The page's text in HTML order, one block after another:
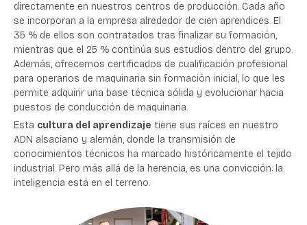
directamente en nuestros centros de producción. Cada año
se incorporan a la empresa alrededor de cien aprendices. El
35 % de ellos son contratados tras finalizar su formación,
mientras que el 25 % continúa sus estudios dentro del grupo.
Además, ofrecemos certificados de cualificación profesional
para operarios de maquinaria sin formación inicial, lo que les
permite adquirir una base técnica sólida y evolucionar hacia
puestos de conducción de maquinaria.
Esta cultura del aprendizaje tiene sus raíces en nuestro
ADN alsaciano y alemán, donde la transmisión de
conocimientos técnicos ha marcado históricamente el tejido
industrial. Pero más allá de la herencia, es una convicción: la
inteligencia está en el terreno.